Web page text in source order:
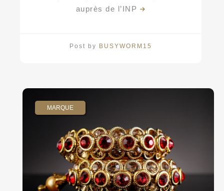
auprès de l’INP
Post by BUSYWORM15
MARQUE